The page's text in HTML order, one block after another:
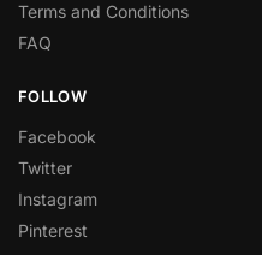
Terms and Conditions
FAQ
FOLLOW
Facebook
Twitter
Instagram
Pinterest